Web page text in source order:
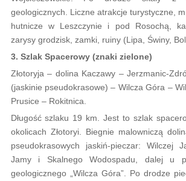
geologicznych. Liczne atrakcje turystyczne,
hutnicze w Leszczynie i pod Rosochą,
zarysy grodzisk, zamki, ruiny (Lipa, Świny,
3. Szlak Spacerowy (znaki zielone)
Złotoryja – dolina Kaczawy – Jerzmanic-
(jaskinie pseudokrasowe) – Wilcza Góra –
Prusice – Rokitnica.
Długość szlaku 19 km. Jest to szlak
okolicach Złotoryi. Biegnie malowniczą
pseudokrasowych jaskiń-pieczar: Wilczej
Jamy i Skalnego Wodospadu, dalej u
geologicznego „Wilcza Góra”. Po drodze